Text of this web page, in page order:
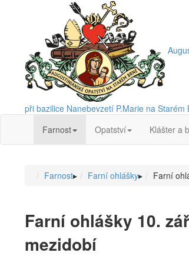
při bazilice Nanebevzetí P.Marie na Starém
Farnost Opatství Klášter a
Farnost▸ Farní ohlášky▸ Farní
Farní ohlášky 10.
mezidobí